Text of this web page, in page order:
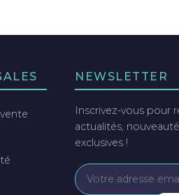
NEWSLETTER
Inscrivez-vous pour
actualités,
exclusives !